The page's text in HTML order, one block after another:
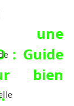
une
: Guide
bien